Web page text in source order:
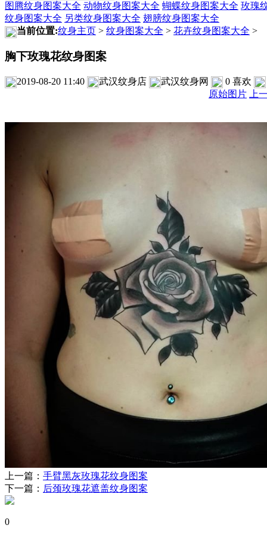
图腾纹身图案大全 动物纹身图案大全 蝴蝶纹身图案大全 玫瑰
纹身图案大全 另类纹身图案大全 翅膀纹身图案大全
当前位置:纹身主页 > 纹身图案大全 > 花卉纹身图案大全 >
胸下玫瑰花纹身图案
2019-08-20 11:40 武汉纹身店 武汉纹身网 0 喜欢
原始图片 上
上一篇： 手臂黑灰玫瑰花纹身图案
下一篇： 后颈玫瑰花遮盖纹身图案
0